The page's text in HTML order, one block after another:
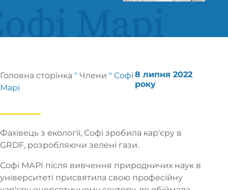
Марі
Головна сторінка " Члени " Софі
Марі
8 липня 2022
року
Фахівець з екології, Софі зробила кар'єру в
GRDF, розробляючи зелені гази.
Софі МАРІ після вивчення природничих наук в
університеті присвятила свою професійну